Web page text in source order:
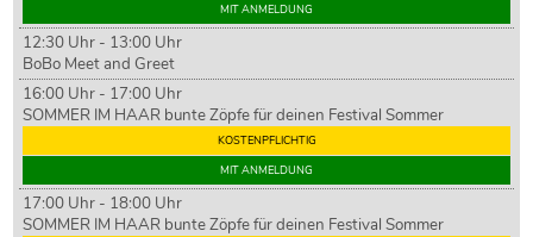
MIT ANMELDUNG
12:30 Uhr - 13:00 Uhr
BoBo Meet and Greet
16:00 Uhr - 17:00 Uhr
SOMMER IM HAAR bunte Zöpfe für deinen Festival Sommer
KOSTENPFLICHTIG
MIT ANMELDUNG
17:00 Uhr - 18:00 Uhr
SOMMER IM HAAR bunte Zöpfe für deinen Festival Sommer